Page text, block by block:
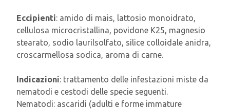
Eccipienti: amido di mais, lattosio monoidrato,
cellulosa microcristallina, povidone K25, magnesio
stearato, sodio laurilsolfato, silice colloidale anidra,
croscarmellosa sodica, aroma di carne.
Indicazioni: trattamento delle infestazioni miste da
nematodi e cestodi delle specie seguenti.
Nematodi: ascaridi (adulti e forme immature